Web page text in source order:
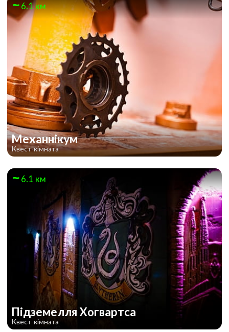
6.1 км
Механнікум
Квест-кімната
6.1 км
Підземелля Хогвартса
Квест-кімната